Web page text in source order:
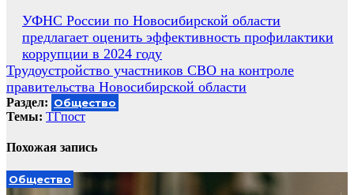
Навигация
по
записям
УФНС России по Новосибирской области
предлагает оценить эффективность профилактики
коррупции в 2024 году
Трудоустройство участников СВО на контроле
правительства Новосибирской области
Раздел: Общество
Темы: ТГпост
Похожая запись
Общество